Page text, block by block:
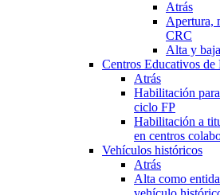
Atrás
Apertura,
CRC
Alta y
Centros Educativos
Atrás
Habilitación
ciclo FP
Habilitación a
en centros
Vehículos históricos
Atrás
Alta como